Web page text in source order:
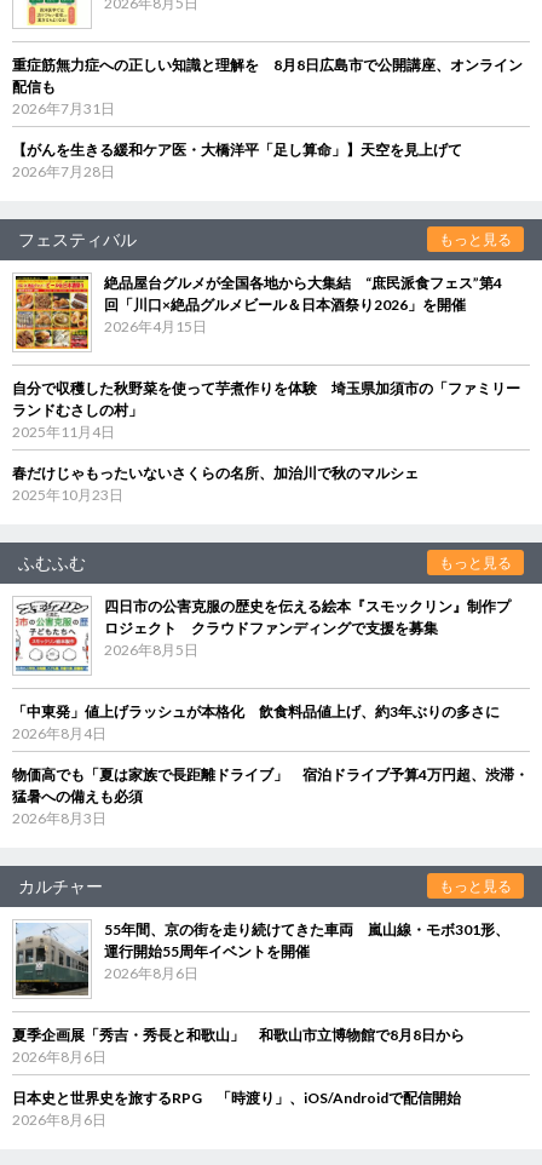
重症筋無力症への正しい知識と理解を 8月8日広島市で公開講座、オンライン
配信も
2026年7月31日
【がんを生きる緩和ケア医・大橋洋平「足し算命」】天空を見上げて
2026年7月28日
フェスティバル もっと見る
絶品屋台グルメが全国各地から大集結 “庶民派食フェス”第4
回「川口×絶品グルメビール＆日本酒祭り2026」を開催
2026年4月15日
自分で収穫した秋野菜を使って芋煮作りを体験 埼玉県加須市の「ファミリー
ランドむさしの村」
2025年11月4日
春だけじゃもったいないさくらの名所、加治川で秋のマルシェ
2025年10月23日
ふむふむ もっと見る
四日市の公害克服の歴史を伝える絵本『スモックリン』制作プ
ロジェクト クラウドファンディングで支援を募集
2026年8月5日
「中東発」値上げラッシュが本格化 飲食料品値上げ、約3年ぶりの多さに
2026年8月4日
物価高でも「夏は家族で長距離ドライブ」 宿泊ドライブ予算4万円超、渋滞・
猛暑への備えも必須
2026年8月3日
カルチャー もっと見る
55年間、京の街を走り続けてきた車両 嵐山線・モボ301形、
運行開始55周年イベントを開催
2026年8月6日
夏季企画展「秀吉・秀長と和歌山」 和歌山市立博物館で8月8日から
2026年8月6日
日本史と世界史を旅するRPG 「時渡り」、iOS/Androidで配信開始
2026年8月6日